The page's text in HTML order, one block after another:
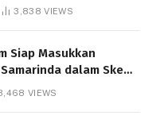
3,838VIEWS
Siap Masukkan
dalam Skema
Gratispol
VIEWS